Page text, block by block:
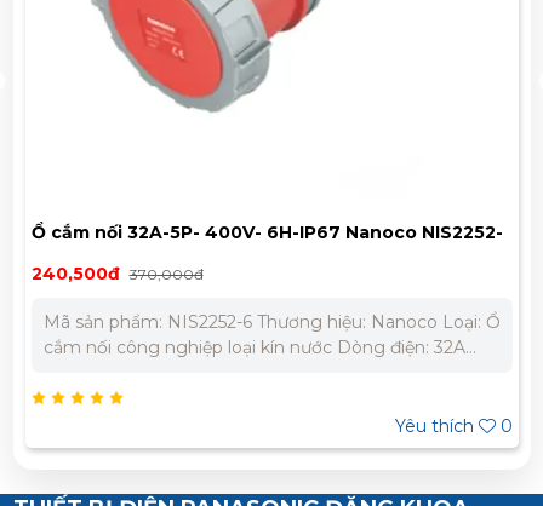
Ổ cắm nối 32A-5P- 400V- 6H-IP67 Nanoco NIS2252-
6
240,500đ 370,000đ
Mã sản phẩm: NIS2252-6 Thương hiệu: Nanoco Loại: Ổ
cắm nối công nghiệp loại kín nước Dòng điện: 32A
địa: 6H Chỉ số bảo vệ: IP67 Tần số: 50/60 Hz Chất liệu:
Polyamide 6 chống cháy, chịu va đập Nhiệt độ làm
việc: -25 ⁰C đến 40⁰C Tiêu chuẩn: IEC60309
Yêu thích 0